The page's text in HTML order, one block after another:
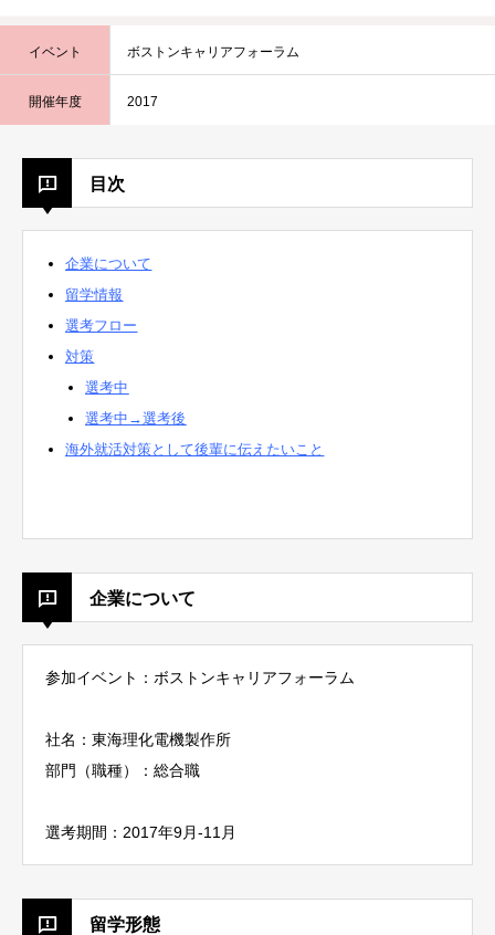
イベント ボストンキャリアフォーラム
開催年度 2017
目次
企業について
留学情報
選考フロー
対策
選考中
選考中→選考後
海外就活対策として後輩に伝えたいこと
企業について
参加イベント：ボストンキャリアフォーラム
社名：東海理化電機製作所
部門（職種）：総合職
選考期間：2017年9月-11月
留学形態